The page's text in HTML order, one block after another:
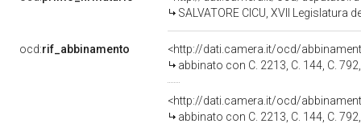
SALVATORE CICU, XVII Legislatura
ocd:rif_abbinamento
<http://dati.camera.it/ocd/
abbinato con C. 2213, C. 144, C.
<http://dati.camera.it/ocd/
abbinato con C. 2213, C. 144, C.